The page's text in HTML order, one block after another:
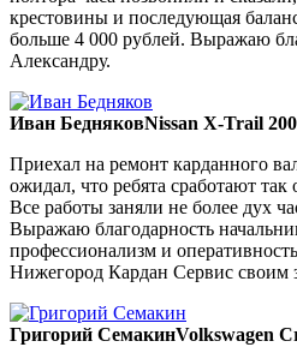
крестовины и последующая
больше 4 000 рублей. Выражаю
Александру.
Иван БедняковNissan X-Trail
Приехал на ремонт карданного
ожидал, что ребята сработают так
Все работы заняли не более дух
Выражаю благодарность
профессионализм и
Нижегород Кардан Сервис своим
Григорий СемакинVolkswagen